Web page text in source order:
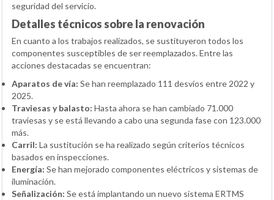
seguridad del servicio.
Detalles técnicos sobre la renovación
En cuanto a los trabajos realizados, se sustituyeron todos los
componentes susceptibles de ser reemplazados. Entre las
acciones destacadas se encuentran:
Aparatos de vía: Se han reemplazado 111 desvíos entre 2022 y
2025.
Traviesas y balasto: Hasta ahora se han cambiado 71.000
traviesas y se está llevando a cabo una segunda fase con 123.000
más.
Carril: La sustitución se ha realizado según criterios técnicos
basados en inspecciones.
Energía: Se han mejorado componentes eléctricos y sistemas de
iluminación.
Señalización: Se está implantando un nuevo sistema ERTMS